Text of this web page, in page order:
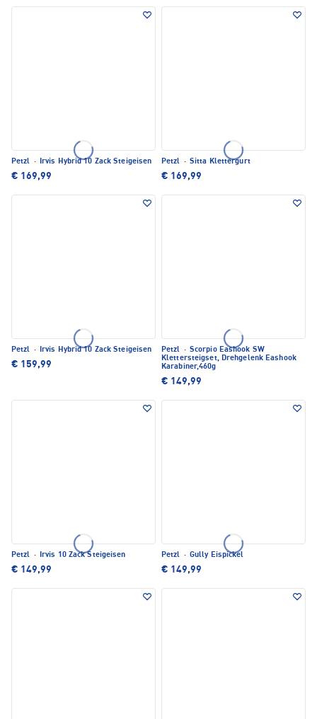
Petzl · Irvis Hybrid 10 Zack Steigeisen
€ 169,99
Petzl · Sitta Klettergurt
€ 169,99
Petzl · Irvis Hybrid 10 Zack Steigeisen
€ 159,99
Petzl · Scorpio Eashook SW
Klettersteigset, Drehgelenk Eashook
Karabiner,460g
€ 149,99
Petzl · Irvis 10 Zack Steigeisen
€ 149,99
Petzl · Gully Eispickel
€ 149,99